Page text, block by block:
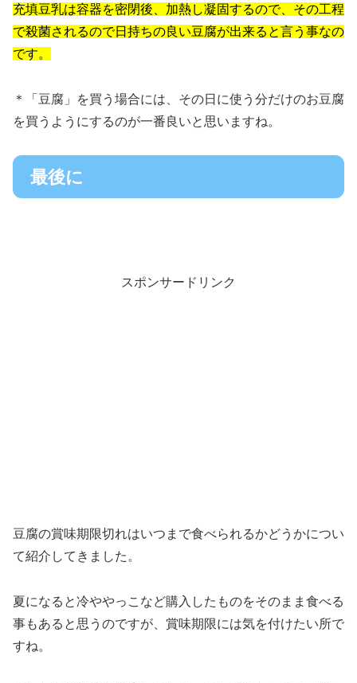
充填豆乳は容器を密閉後、加熱し凝固するので、その工程
で殺菌されるので日持ちの良い豆腐が出来ると言う事なの
です。
＊「豆腐」を買う場合には、その日に使う分だけのお豆腐
を買うようにするのが一番良いと思いますね。
最後に
スポンサードリンク
豆腐の賞味期限切れはいつまで食べられるかどうかについ
て紹介してきました。
夏になると冷ややっこなど購入したものをそのまま食べる
事もあると思うのですが、賞味期限には気を付けたい所で
すね。